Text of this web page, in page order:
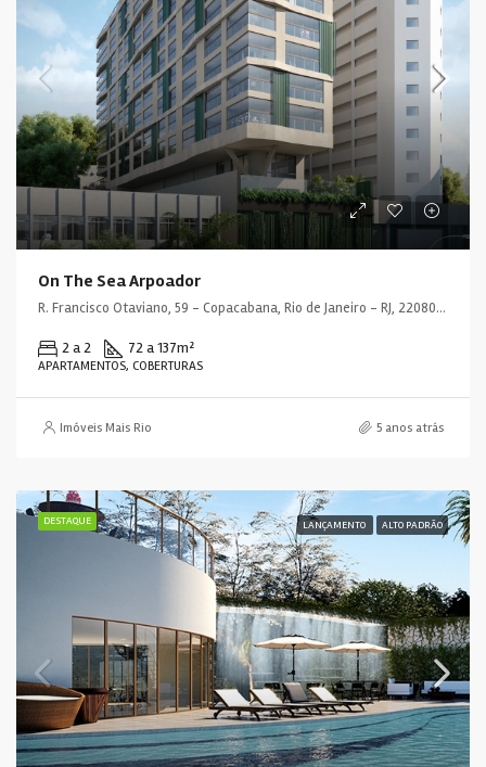
On The Sea Arpoador
R. Francisco Otaviano, 59 - Copacabana, Rio de Janeiro - RJ, 22080-040, Brasil
2 a 2 72 a 137m²
APARTAMENTOS, COBERTURAS
Imóveis Mais Rio 5 anos atrás
DESTAQUE LANÇAMENTO ALTO PADRÃO